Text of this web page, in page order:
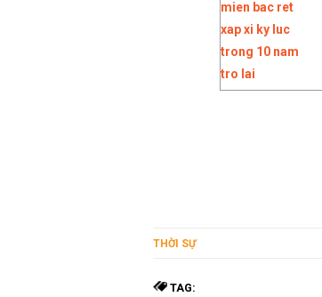
THỜI SỰ
TAG: